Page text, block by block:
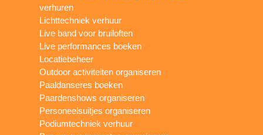
verhuren
Lichttechniek verhuur
Live band voor bruiloften
Live performances boeken
Locatiebeheer
Outdoor activiteiten organiseren
Paaldanseres boeken
Paardenshows organiseren
Personeelsuitjes organiseren
Podiumtechniek verhuur